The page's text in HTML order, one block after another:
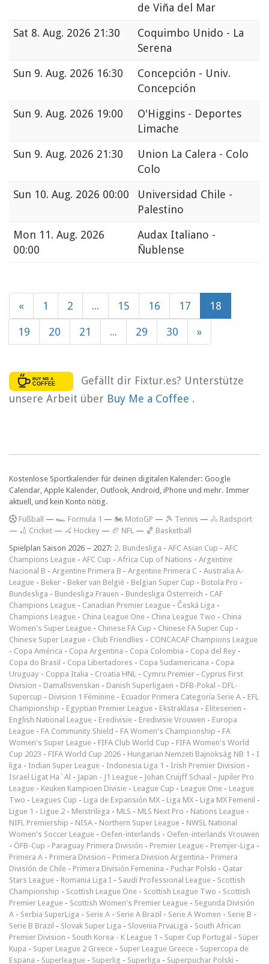
de Viña del Mar
Sat 8. Aug. 2026 21:30
Coquimbo Unido - La
Serena
Sun 9. Aug. 2026 16:30
Concepción - Univ.
Concepción
Sun 9. Aug. 2026 19:00
O'Higgins - Deportes
Limache
Sun 9. Aug. 2026 21:30
Union La Calera - Colo
Colo
Sun 10. Aug. 2026 00:00
Universidad Chile -
Palestino
Mon 11. Aug. 2026
00:00
Audax Italiano -
Ñublense
« 1 2 ... 15 16 17 18
19 20 21 ... 29 30 »
Gefällt dir Fixtur.es? Unterstütze
unsere Arbeit über Buy Me a Coffee .
Kostenlose Sportkalender für deinen digitalen Kalender: Google
Calendar, Apple Kalender, Outlook, Android, iPhone und mehr. Immer
aktuell, und kein Konto nötig.
Fußball — 🏎️ Formula 1 — 🏍 MotoGP — 🎾 Tennis — 🚴 Radsport
— 🏏 Cricket — 🏑 Hockey — 🏈 NFL — 🏀 Basketball
Spielplan Saison 2026 – 2027: 2. Bundesliga - AFC Asian Cup - AFC
Champions League - AFC Cup - Africa Cup of Nations - Argentine
Nacional B - Argentine Primera B - Argentine Primera C - Australia A-
League - Beker - Beker van België - Belgian Super Cup - Botola Pro -
Bundesliga - Bundesliga Frauen - Bundesliga Österreich - CAF
Champions League - Canadian Premier League - Česká Liga -
Champions League - China League One - China League Two - China
Women's Super League - Chinese FA Cup - Chinese FA Super Cup -
Chinese Super League - Club Friendlies - CONCACAF Champions League
- Copa América - Copa Argentina - Copa Colombia - Copa del Rey -
Copa do Brasil - Copa Libertadores - Copa Sudamericana - Copa
Uruguay - Coppa Italia - Croatia HNL - Cymru Premier - Cyprus First
Division - Damallsvenskan - Danish Superligaen - DFB-Pokal - DFL-
Supercup - Division 1 Féminine - Ecuador Primera Categoría Serie A - EFL
Championship - Egyptian Premier League - Ekstraklasa - Eliteserien -
English National League - Eredivisie - Eredivisie Vrouwen - Europa
League - FA Community Shield - FA Women's Championship - FA
Women's Super League - FIFA Club World Cup - FIFA Women's World
Cup 2023 - FIFA World Cup 2026 - Hungarian Nemzeti Bajnokság NB 1 - I
liga - Indian Super League - Indonesia Liga 1 - Irish Premier Division -
Israel Ligat Ha`Al - Japan - J1 League - Johan Cruijff Schaal - Jupiler Pro
League - Keuken Kampioen Divisie - League Cup - League One - League
Two - Leagues Cup - Liga de Expansión MX - Liga MX - Liga MX Femenil -
Ligue 1 - Ligue 2 - Meistriliiga - MLS - MLS Next Pro - Nations League -
NIFL Premiership - NISA - Northern Super League - NWSL National
Women's Soccer League - Oefen-interlands - Oefen-interlands Vrouwen
- ÖFB-Cup - Paraguay Primera División - Premier League - Premjer-Liga -
Primera A - Primera Division - Primera Division Argentina - Primera
División de Chile - Primera División Femenina - Puchar Polski - Qatar
Stars League - Romania Liga I - Saudi Professional League - Scottish
Championship - Scottish League One - Scottish League Two - Scottish
Premier League - Scottish Women's Premier League - Segunda División
A - Serbia SuperLiga - Serie A - Serie A Brazil - Serie A Women - Serie B -
Serie B Brazil - Slovak Super Liga - Slovenia PrvaLiga - South African
Premier Division - South Korea - K League 1 - Super Cup Portugal - Süper
Kupa - Super League 2 Greece - Super League Greece - Supercopa de
Espana - Superleague - Superlig - Superliga - Superpuchar Polski -